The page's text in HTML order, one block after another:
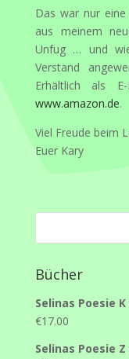
Das war nur eine
aus meinem
Unfug … und
Verstand
Erhältlich als
www.amazon.de.
Viel Freude beim
Euer Kary
Bücher
Selinas Poesie
€17.00
Selinas Poesie